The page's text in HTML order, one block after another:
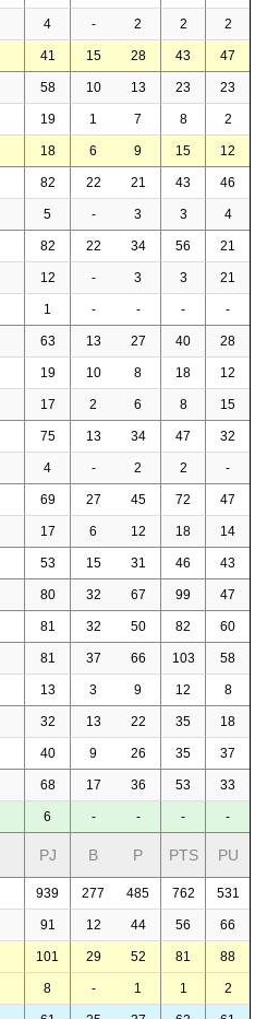
4 - 2 2 2
41 15 28 43 47
58 10 13 23 23
19 1 7 8 2
18 6 9 15 12
82 22 21 43 46
5 - 3 3 4
82 22 34 56 21
12 - 3 3 21
1 - - - -
63 13 27 40 28
19 10 8 18 12
17 2 6 8 15
75 13 34 47 32
4 - 2 2 -
69 27 45 72 47
17 6 12 18 14
53 15 31 46 43
80 32 67 99 47
81 32 50 82 60
81 37 66 103 58
13 3 9 12 8
32 13 22 35 18
40 9 26 35 37
68 17 36 53 33
6 - - - -
PJ B P PTS PU
939 277 485 762 531
91 12 44 56 66
101 29 52 81 88
8 - 1 1 2